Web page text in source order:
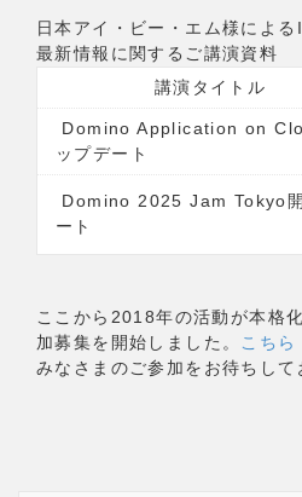
日本アイ・ビー・エム様によ
最新情報に関するご講演資料
講演タイトル
Domino Application on
ップデート
Domino 2025 Jam Tokyo
ート
ここから2018年の活動が本格
加募集を開始しました。 こちら
みなさまのご参加をお待ちして